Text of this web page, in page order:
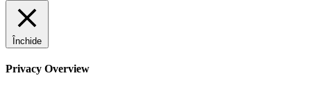
Închide
Privacy Overview